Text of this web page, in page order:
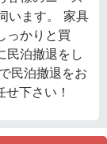
います。 家具
っかりと買
民泊撤退をし
民泊撤退をお
下さい！